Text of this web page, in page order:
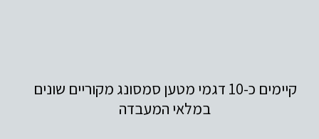
קיימים כ-10 דגמי מטען סמסונג מקוריים שונים
במלאי המעבדה